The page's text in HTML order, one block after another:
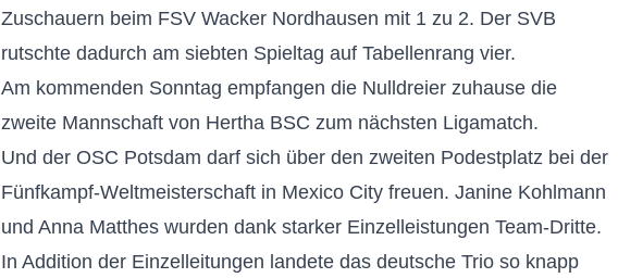
Zuschauern beim FSV Wacker Nordhausen mit 1 zu 2. Der SVB
rutschte dadurch am siebten Spieltag auf Tabellenrang vier.
Am kommenden Sonntag empfangen die Nulldreier zuhause die
zweite Mannschaft von Hertha BSC zum nächsten Ligamatch.
Und der OSC Potsdam darf sich über den zweiten Podestplatz bei der
Fünfkampf-Weltmeisterschaft in Mexico City freuen. Janine Kohlmann
und Anna Matthes wurden dank starker Einzelleistungen Team-Dritte.
In Addition der Einzelleitungen landete das deutsche Trio so knapp